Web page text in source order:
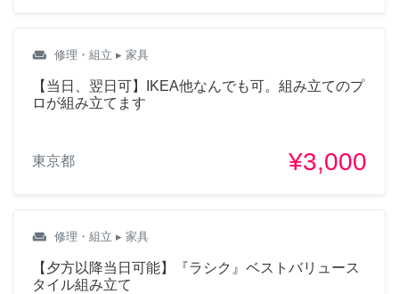
weekend 修理・組立 ▸ 家具
【当日、翌日可】IKEA他なんでも可。組み立てのプ
ロが組み立てます
東京都 ¥3,000
weekend 修理・組立 ▸ 家具
【夕方以降当日可能】『ラシク』ベストバリュース
タイル組み立て